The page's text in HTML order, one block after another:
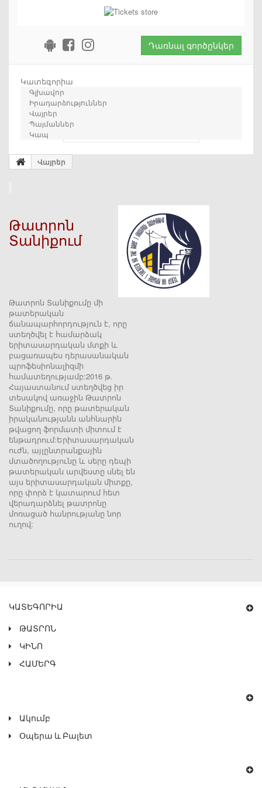
Դառնալ գործընկեր
Կատեգորիա
Գլխավոր
Իրադարձություններ
Վայրեր
Պայմաններ
Կապ
որոնում
Վայրեր
Թատրոն
Տանիքում
Թատրոն Տանիքումը մի
թատերական
ճանապարհորդություն է, որը
ստեղծվել է համարձակ
երիտասարդական մտքի և
բացառապես դերասանական
պրոֆեսիոնալիզմի
համատեղությամբ:2016 թ.
Հայաստանում ստեղծվեց իր
տեսակով առաջին Թատրոն
Տանիքումը, որը թատերական
իրականությանն անհնարին
թվացող ֆորմատի միտում է
ենթադրում:Երիտասարդական
ուժն, այլընտրանքային
մտածողությունը և սերը դեպի
թատերական արվեստը սնել են
այս երիտասարդական միտքը,
որը փորձ է կատարում հետ
վերադարձնել թատրոնը
մոռացած հանրությանը նոր
ուղով:
ԿԱՏԵԳՈՐԻԱ
ԹԱՏՐՈՆ
ԿԻՆՈ
ՀԱՄԵՐԳ
Ակումբ
Օպերա ԵՒ Բալետ